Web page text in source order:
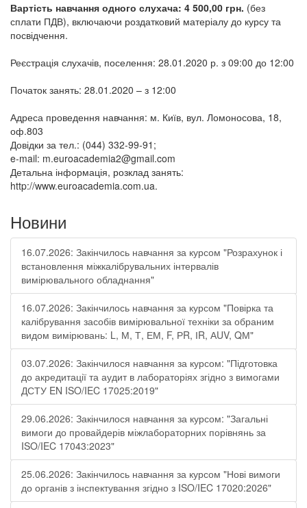
Вартість навчання одного слухача: 4 500,00 грн. (без
сплати ПДВ), включаючи роздатковий матеріалу до курсу та
посвідчення.
Реєстрація слухачів, поселення: 28.01.2020 р. з 09:00 до 12:00
Початок занять: 28.01.2020 – з 12:00
Адреса проведення навчання: м. Київ, вул. Ломоносова, 18,
оф.803
Довідки за тел.: (044) 332-99-91;
e-mail: m.euroacademia2@gmail.com
Детальна інформація, розклад занять:
http://www.euroacademia.com.ua.
Новини
16.07.2026: Закінчилось навчання за курсом "Розрахунок і
встановлення міжкалібрувальних інтервалів
вимірювального обладнання"
16.07.2026: Закінчилось навчання за курсом "Повірка та
калібрування засобів вимірювальної техніки за обраним
видом вимірювань: L, М, Т, ЕМ, F, РR, ІR, АUV, QМ"
03.07.2026: Закінчилося навчання за курсом: "Підготовка
до акредитації та аудит в лабораторіях згідно з вимогами
ДСТУ EN ISO/IEC 17025:2019"
29.06.2026: Закінчилося навчання за курсом: "Загальні
вимоги до провайдерів міжлабораторних порівнянь за
ISO/IEC 17043:2023"
25.06.2026: Закінчилось навчання за курсом "Нові вимоги
до органів з інспектування згідно з ISO/IEC 17020:2026"